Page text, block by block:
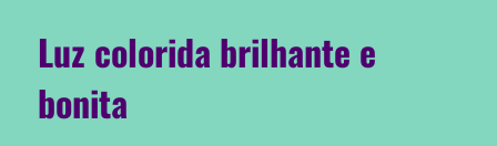
Luz colorida brilhante e
bonita